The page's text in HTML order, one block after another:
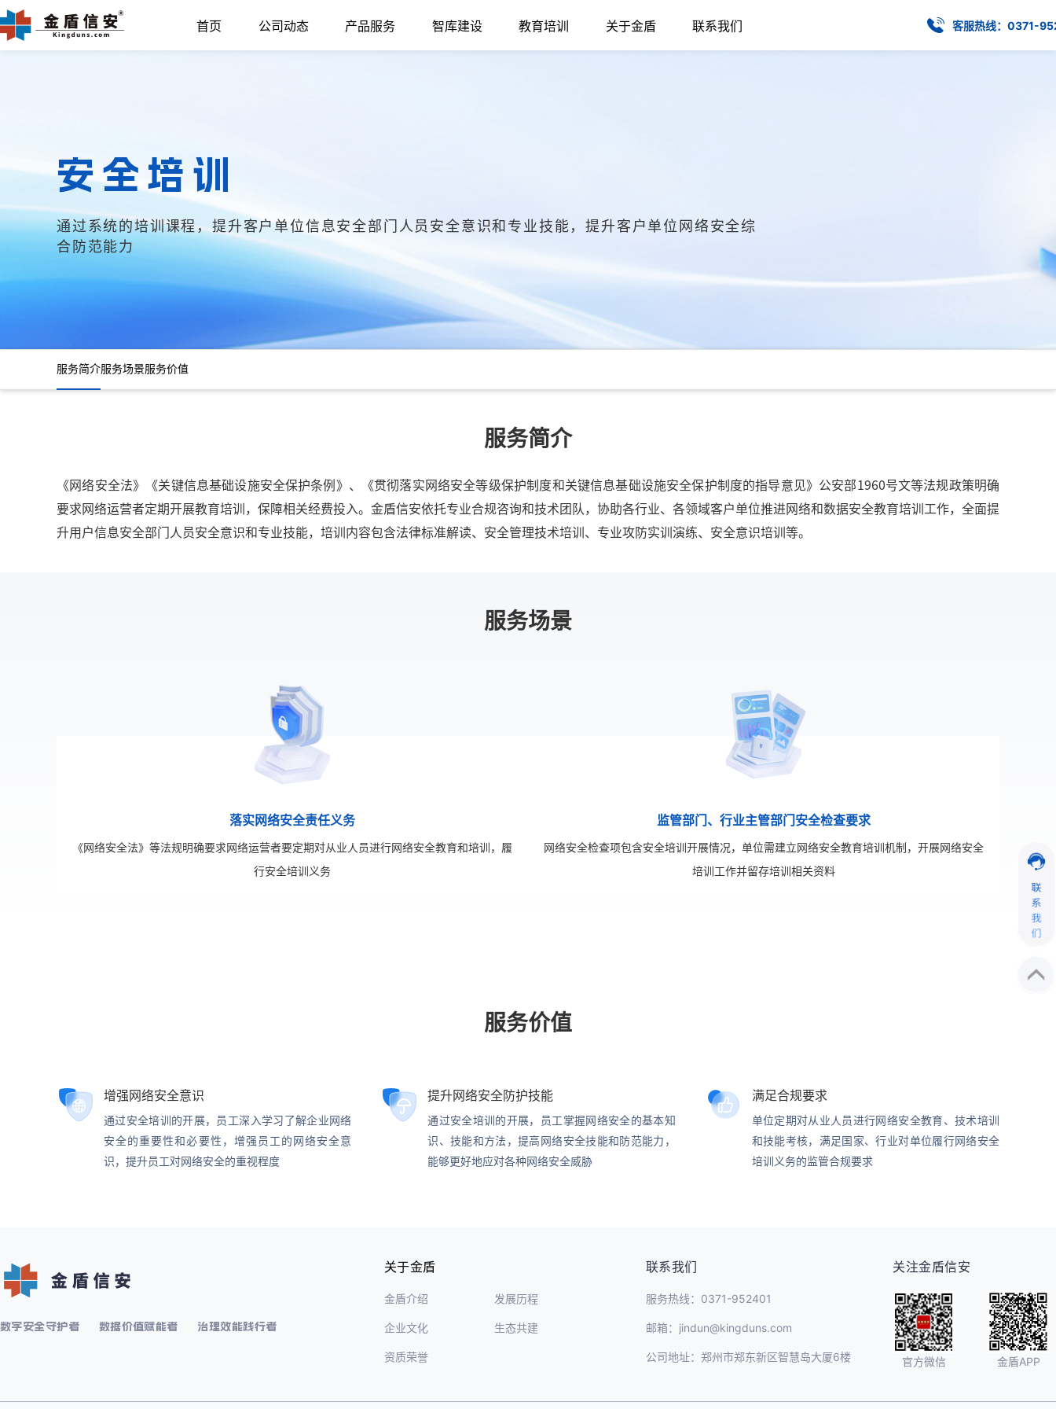
首页 公司动态 产品服务 智库建设 教育培训 关于金盾 联系我们 客服热线：0371-
安全培训
通过系统的培训课程，提升客户单位信息安全部门人员安全意识和专业技能，提升客户单位网络安全综
合防范能力
服务简介服务场景服务价值
服务简介
《网络安全法》《关键信息基础设施安全保护条例》、《贯彻落实网络安全等级保护制度和关键信息基础设施安全保护制度的指导意见》公安部1960号文等法规政策明确
要求网络运营者定期开展教育培训，保障相关经费投入。金盾信安依托专业合规咨询和技术团队，协助各行业、各领域客户单位推进网络和数据安全教育培训工作，全面提
升用户信息安全部门人员安全意识和专业技能，培训内容包含法律标准解读、安全管理技术培训、专业攻防实训演练、安全意识培训等。
服务场景
落实网络安全责任义务
《网络安全法》等法规明确要求网络运营者要定期对从业人员进行网络安全教育和培训，履
行安全培训义务
监管部门、行业主管部门安全检查要求
网络安全检查项包含安全培训开展情况，单位需建立网络安全教育培训机制，开展网络安全
培训工作并留存培训相关资料
服务价值
增强网络安全意识
通过安全培训的开展，员工深入学习了解企业网络
安全的重要性和必要性，增强员工的网络安全意
识，提升员工对网络安全的重视程度
提升网络安全防护技能
通过安全培训的开展，员工掌握网络安全的基本知
识、技能和方法，提高网络安全技能和防范能力，
能够更好地应对各种网络安全威胁
满足合规要求
单位定期对从业人员进行网络安全教育、技术培训
和技能考核，满足国家、行业对单位履行网络安全
培训义务的监管合规要求
数字安全守护者 数据价值赋能者 治理效能践行者
关于金盾
金盾介绍 发展历程
企业文化 生态共建
资质荣誉
联系我们
服务热线：0371-952401
邮箱：jindun@kingduns.com
公司地址：郑州市郑东新区智慧岛大厦6楼
关注金盾信安
官方微信 金盾APP